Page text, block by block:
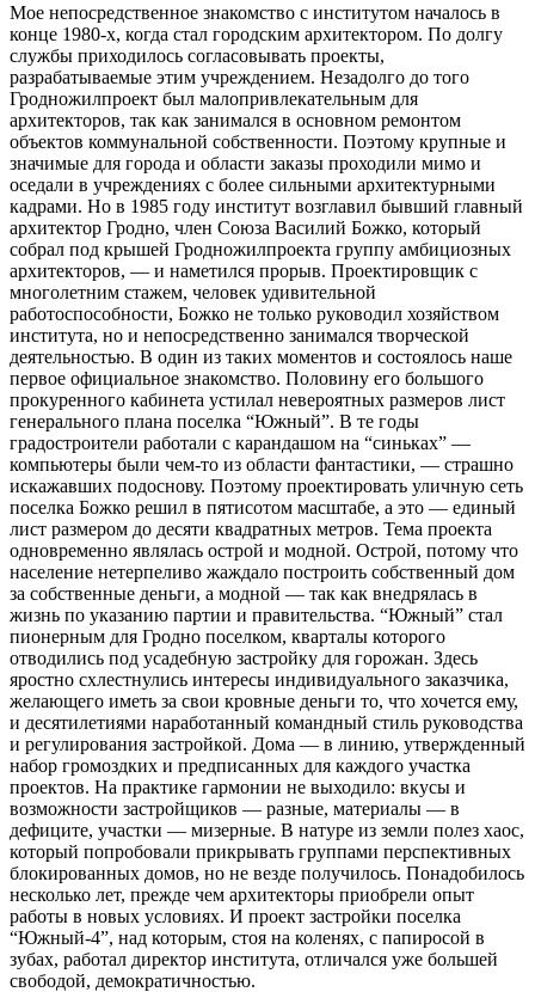
Мое непосредственное знакомство с институтом началось в
конце 1980-х, когда стал городским архитектором. По долгу
службы приходилось согласовывать проекты,
разрабатываемые этим учреждением. Незадолго до того
Гродножилпроект был малопривлекательным для
архитекторов, так как занимался в основном ремонтом
объектов коммунальной собственности. Поэтому крупные и
значимые для города и области заказы проходили мимо и
оседали в учреждениях с более сильными архитектурными
кадрами. Но в 1985 году институт возглавил бывший главный
архитектор Гродно, член Союза Василий Божко, который
собрал под крышей Гродножилпроекта группу амбициозных
архитекторов, — и наметился прорыв. Проектировщик с
многолетним стажем, человек удивительной
работоспособности, Божко не только руководил хозяйством
института, но и непосредственно занимался творческой
деятельностью. В один из таких моментов и состоялось наше
первое официальное знакомство. Половину его большого
прокуренного кабинета устилал невероятных размеров лист
генерального плана поселка “Южный”. В те годы
градостроители работали с карандашом на “синьках” —
компьютеры были чем-то из области фантастики, — страшно
искажавших подоснову. Поэтому проектировать уличную сеть
поселка Божко решил в пятисотом масштабе, а это — единый
лист размером до десяти квадратных метров. Тема проекта
одновременно являлась острой и модной. Острой, потому что
население нетерпеливо жаждало построить собственный дом
за собственные деньги, а модной — так как внедрялась в
жизнь по указанию партии и правительства. “Южный” стал
пионерным для Гродно поселком, кварталы которого
отводились под усадебную застройку для горожан. Здесь
яростно схлестнулись интересы индивидуального заказчика,
желающего иметь за свои кровные деньги то, что хочется ему,
и десятилетиями наработанный командный стиль руководства
и регулирования застройкой. Дома — в линию, утвержденный
набор громоздких и предписанных для каждого участка
проектов. На практике гармонии не выходило: вкусы и
возможности застройщиков — разные, материалы — в
дефиците, участки — мизерные. В натуре из земли полез хаос,
который попробовали прикрывать группами перспективных
блокированных домов, но не везде получилось. Понадобилось
несколько лет, прежде чем архитекторы приобрели опыт
работы в новых условиях. И проект застройки поселка
“Южный-4”, над которым, стоя на коленях, с папиросой в
зубах, работал директор института, отличался уже большей
свободой, демократичностью.